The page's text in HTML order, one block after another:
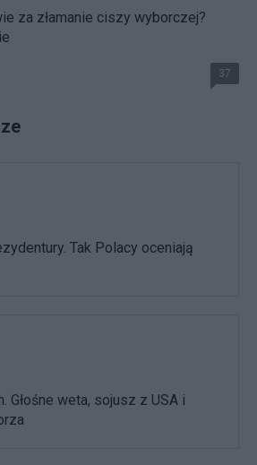
za złamanie ciszy wyborczej?
37
Tak Polacy oceniają
Głośne weta, sojusz z USA i